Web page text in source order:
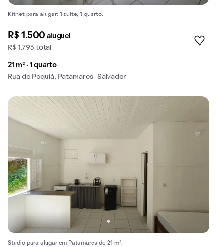
Kitnet para alugar: 1 suíte, 1 quarto.
R$ 1.500 aluguel
R$ 1.795 total
21 m² · 1 quarto
Rua do Pequiá, Patamares · Salvador
Studio para alugar em Patamares de 21 m².